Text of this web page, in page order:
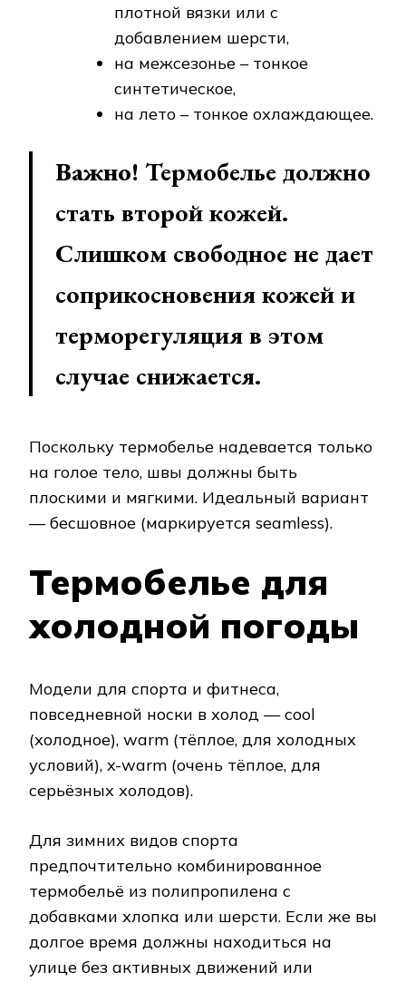
плотной вязки или с
добавлением шерсти,
на межсезонье – тонкое
синтетическое,
на лето – тонкое охлаждающее.
Важно! Термобелье должно
стать второй кожей.
Слишком свободное не дает
соприкосновения кожей и
терморегуляция в этом
случае снижается.
Поскольку термобелье надевается только
на голое тело, швы должны быть
плоскими и мягкими. Идеальный вариант
— бесшовное (маркируется seamless).
Термобелье для
холодной погоды
Модели для спорта и фитнеса,
повседневной носки в холод — cool
(холодное), warm (тёплое, для холодных
условий), x-warm (очень тёплое, для
серьёзных холодов).
Для зимних видов спорта
предпочтительно комбинированное
термобельё из полипропилена с
добавками хлопка или шерсти. Если же вы
долгое время должны находиться на
улице без активных движений или